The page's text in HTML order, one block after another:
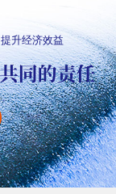
提升经济效益